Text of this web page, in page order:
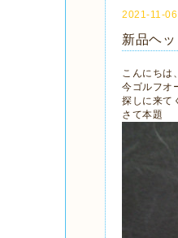
2021-11-
新品ヘッ
こんにちは
今ゴルフオ
探しに来て
さて本題